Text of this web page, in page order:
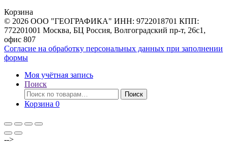
Корзина
© 2026 ООО "ГЕОГРАФИКА" ИНН: 9722018701 КПП:
772201001 Москва, БЦ Россия, Волгоградский пр-т, 26с1,
офис 807
Согласие на обработку персональных данных при заполнении
формы
Моя учётная запись
Поиск
Искать:
Поиск
Корзина 0
-->